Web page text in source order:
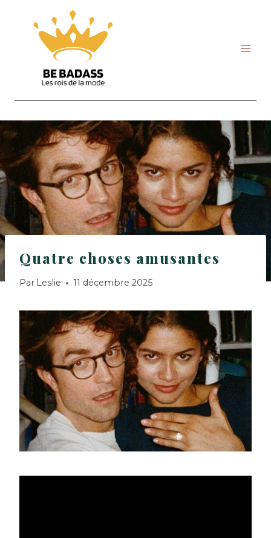
content
Quatre choses amusantes
Par Leslie 11 décembre 2025